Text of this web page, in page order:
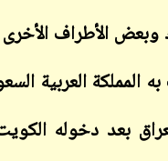
وبعض الأطراف الأخرى
بعد دخوله ابن أبي